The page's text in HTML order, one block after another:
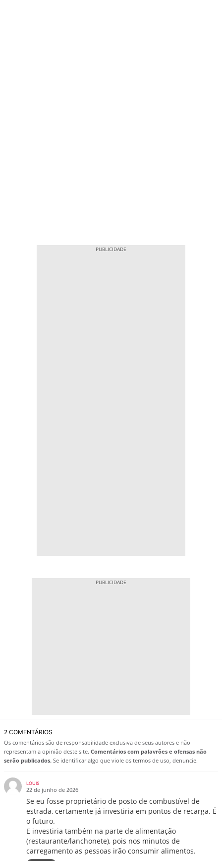
2 COMENTÁRIOS
Os comentários são de responsabilidade exclusiva de seus autores e não
representam a opinião deste site. Comentários com palavrões e ofensas não
serão publicados. Se identificar algo que viole os termos de uso, denuncie.
LOUIS
22 de junho de 2026
Se eu fosse proprietário de posto de combustível de
estrada, certamente já investiria em pontos de recarga. É
o futuro.
E investiria também na parte de alimentação
(restaurante/lanchonete), pois nos minutos de
carregamento as pessoas irão consumir alimentos.